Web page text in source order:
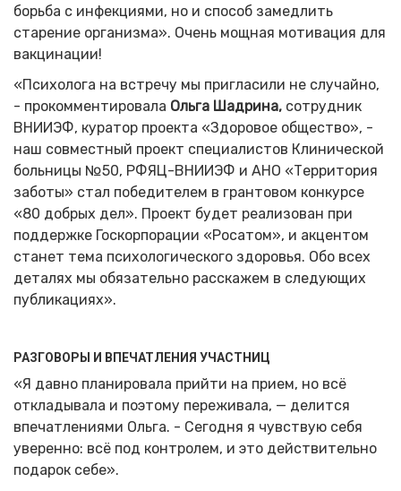
борьба с инфекциями, но и способ замедлить
старение организма». Очень мощная мотивация для
вакцинации!
«Психолога на встречу мы пригласили не случайно,
- прокомментировала Ольга Шадрина, сотрудник
ВНИИЭФ, куратор проекта «Здоровое общество», -
наш совместный проект специалистов Клинической
больницы №50, РФЯЦ-ВНИИЭФ и АНО «Территория
заботы» стал победителем в грантовом конкурсе
«80 добрых дел». Проект будет реализован при
поддержке Госкорпорации «Росатом», и акцентом
станет тема психологического здоровья. Обо всех
деталях мы обязательно расскажем в следующих
публикациях».
РАЗГОВОРЫ И ВПЕЧАТЛЕНИЯ УЧАСТНИЦ
«Я давно планировала прийти на прием, но всё
откладывала и поэтому переживала, — делится
впечатлениями Ольга. - Сегодня я чувствую себя
уверенно: всё под контролем, и это действительно
подарок себе».